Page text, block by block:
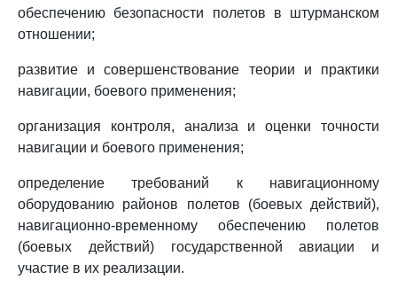
обеспечению безопасности полетов в штурманском
отношении;
развитие и совершенствование теории и практики
навигации, боевого применения;
организация контроля, анализа и оценки точности
навигации и боевого применения;
определение требований к навигационному
оборудованию районов полетов (боевых действий),
навигационно-временному обеспечению полетов
(боевых действий) государственной авиации и
участие в их реализации.